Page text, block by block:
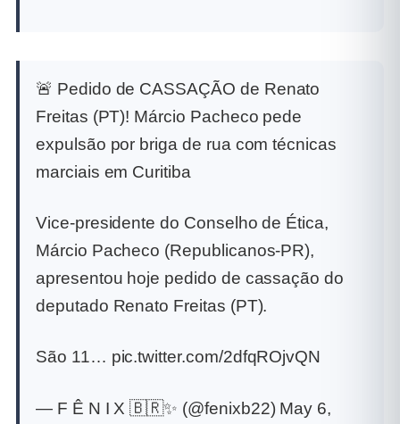
🚨 Pedido de CASSAÇÃO de Renato
Freitas (PT)! Márcio Pacheco pede
expulsão por briga de rua com técnicas
marciais em Curitiba
Vice-presidente do Conselho de Ética,
Márcio Pacheco (Republicanos-PR),
apresentou hoje pedido de cassação do
deputado Renato Freitas (PT).
São 11… pic.twitter.com/2dfqROjvQN
— F Ê N I X 🇧🇷✨ (@fenixb22) May 6,